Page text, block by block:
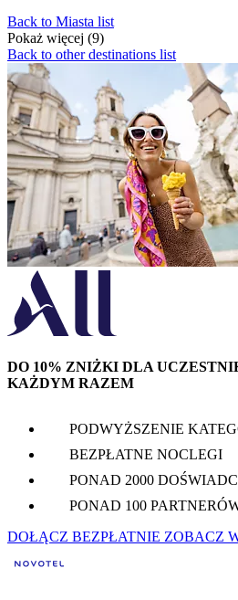
Back to Miasta list
Pokaż więcej (9)
Back to other destinations list
DO 10% ZNIŻKI DLA
KAŻDYM RAZEM
PODWYŻSZENIE
BEZPŁATNE NOCLEGI
PONAD 2000
PONAD 100
DOŁĄCZ BEZPŁATNIE ZOBACZ